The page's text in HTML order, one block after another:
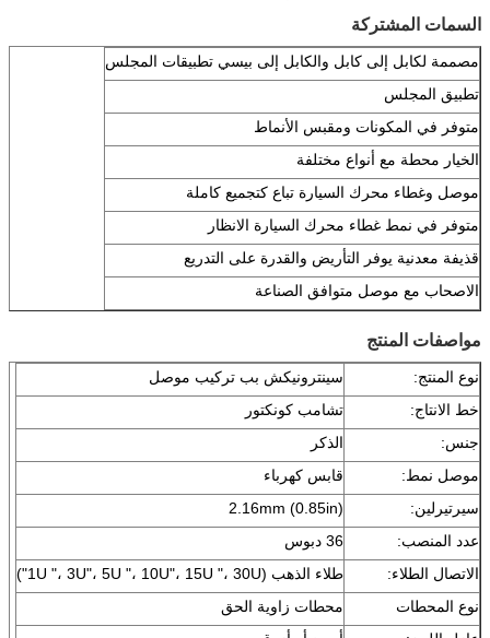
السمات المشتركة
مصممة لكابل إلى كابل والكابل إلى بيسي تطبيقات المجلس
تطبيق المجلس
متوفر في المكونات ومقبس الأنماط
الخيار محطة مع أنواع مختلفة
موصل وغطاء محرك السيارة تباع كتجميع كاملة
متوفر في نمط غطاء محرك السيارة الانظار
قذيفة معدنية يوفر التأريض والقدرة على التدريع
الاصحاب مع موصل متوافق الصناعة
مواصفات المنتج
نوع المنتج:
سينترونيكش بب تركيب موصل
خط الانتاج:
تشامب كونكتور
جنس:
الذكر
موصل نمط:
قابس كهرباء
سيرتيرلين:
2.16mm (0.85in)
عدد المنصب:
36 دبوس
الاتصال الطلاء:
طلاء الذهب (1U "، 3U"، 5U "، 10U"، 15U "، 30U")
نوع المحطات
محطات زاوية الحق